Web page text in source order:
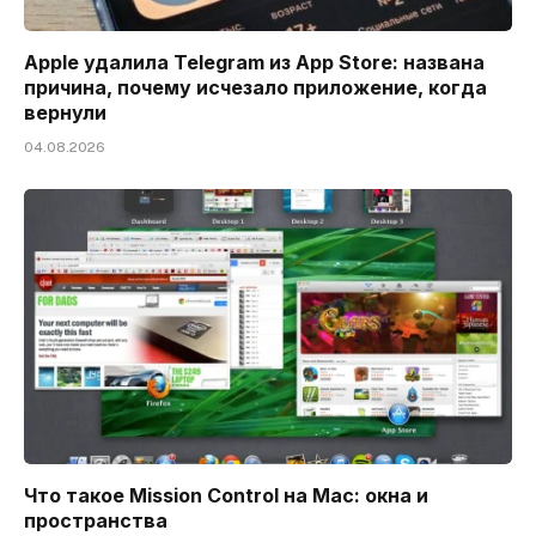
Apple удалила Telegram из App Store: названа
причина, почему исчезало приложение, когда
вернули
04.08.2026
Что такое Mission Control на Mac: окна и
пространства